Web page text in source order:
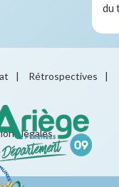
du
| Rétrospectives |
légales